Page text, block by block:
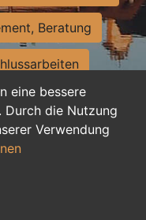
eine bessere
die Nutzung
Verwendung
Beratung